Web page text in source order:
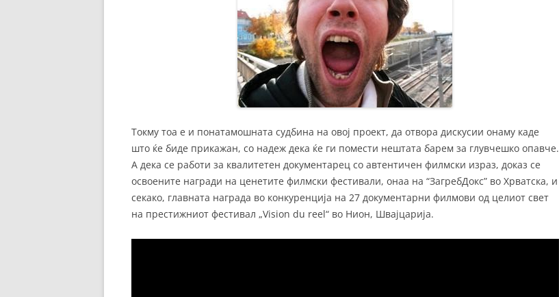
Токму тоа е и понатамошната судбина на овој проект, да отвора дискусии онаму каде
што ќе биде прикажан, со надеж дека ќе ги помести нештата барем за глувчешко опавче.
А дека се работи за квалитетен документарец со автентичен филмски израз, доказ се
освоените награди на ценетите филмски фестивали, онаа на “ЗагребДокс” во Хрватска, и
секако, главната награда во конкуренција на 27 документарни филмови од целиот свет
на престижниот фестивал „Vision du reel“ во Нион, Швајцарија.